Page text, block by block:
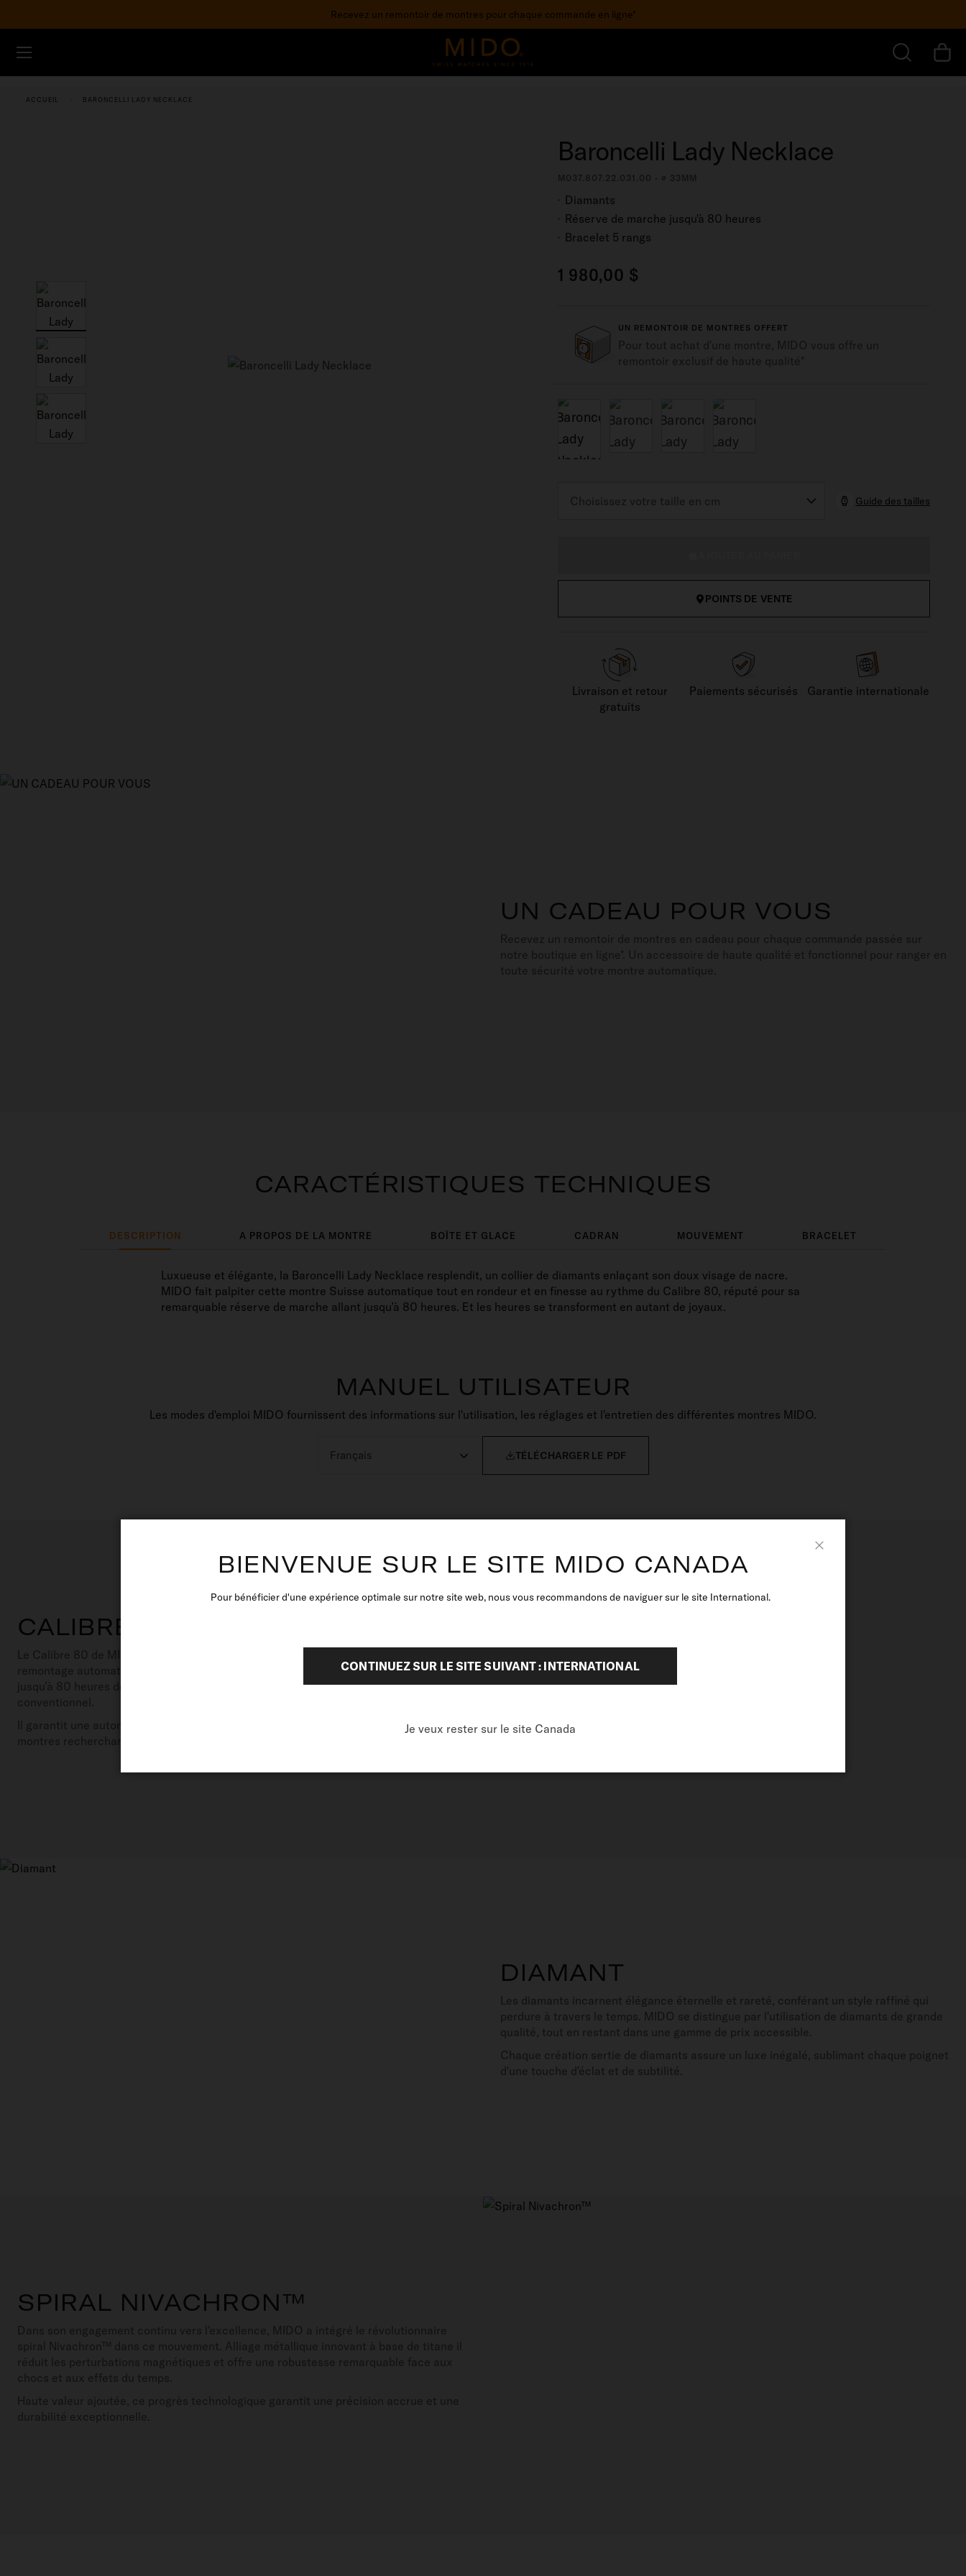
Recevez un remontoir de montres pour chaque commande en ligne*
pour accéder à vos informations de garantie et plus encore
Aller au contenu
MONTRES
Canada (Québec)
Enregister ma montre
Mon compte
ACCUEIL BARONCELLI LADY NECKLACE
Baroncelli Lady Necklace
Diamants
Réserve de marche jusqu'à 80 heures
Bracelet 5 rangs
1 980,00 $
UN REMONTOIR DE MONTRES OFFERT
Guide des tailles
POINTS DE VENTE
Livraison et retour
gratuits
Paiements sécurisés Garantie internationale
UN CADEAU POUR VOUS
CARACTÉRISTIQUES TECHNIQUES
DESCRIPTION A PROPOS DE LA MONTRE BOÎTE ET GLACE CADRAN MOUVEMENT BRACELET
Luxueuse et élégante, la Baroncelli Lady Necklace resplendit, un collier de diamants enlaçant son doux visage de nacre.
MIDO fait palpiter cette montre Suisse automatique tout en rondeur et en finesse au rythme du Calibre 80, réputé pour sa
remarquable réserve de marche allant jusqu’à 80 heures. Et les heures se transforment en autant de joyaux.
MANUEL UTILISATEUR
Les modes d'emploi MIDO fournissent des informations sur l'utilisation, les réglages et l'entretien des différentes montres MIDO.
 TÉLÉCHARGER LE PDF
CALIBRE 80
Le Calibre 80 de MIDO représente une avancée majeure dans les mouvements à
remontage automatique. Grâce à sa nouvelle génération de technologie, il offre
jusqu’à 80 heures de réserve de marche, soit deux fois plus qu'un mouvement
conventionnel.
Il garantit une autonomie prolongée et une fiabilité accrue, idéal pour les amateurs de
montres recherchant performance et fonctionnalité au quotidien.
DIAMANT
Les diamants incarnent élégance éternelle et rareté, conférant un style raffiné qui
perdure à travers le temps. MIDO se distingue par l'utilisation de diamants de grande
qualité, tout en restant dans une gamme de prix accessible.
Chaque création sertie de diamants assure un luxe inégalé, sublimant chaque poignet
d'une touche d'éclat et de subtilité.
SPIRAL NIVACHRON™
BIENVENUE SUR LE SITE MIDO CANADA
Pour bénéficier d'une expérience optimale sur notre site web, nous vous recommandons de naviguer sur le site International.
CONTINUEZ SUR LE SITE SUIVANT : INTERNATIONAL
Je veux rester sur le site Canada